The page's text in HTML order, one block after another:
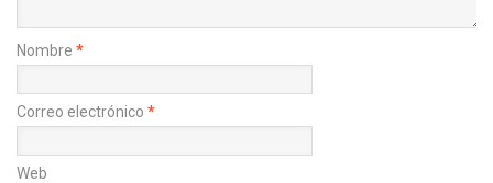
Nombre *
Correo electrónico *
Web